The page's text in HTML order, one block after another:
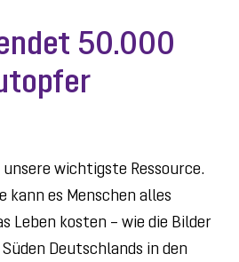
50.000
wichtigste Ressource.
kann es Menschen alles
Leben kosten – wie die Bilder
Deutschlands in den